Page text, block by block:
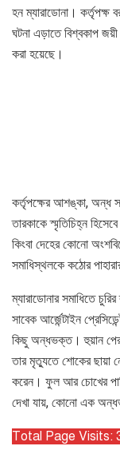
হন ম্যারাডোনা। কর্তৃপক্ষ
ঘটনা এড়াতে বিশ্বকাপ
করা হয়েছে।
কর্তৃপক্ষের আশঙ্কা, অন্ধ
তারকাকে স্মৃতিচিহ্ন
কিংবা দেহের কোনো
সমাধিস্থলকে কঠোর
ম্যারাডোনার সমাধিতে
সাবেক আর্জেন্টাইন
কিছু অন্ধভক্ত। হুয়ান
তার মৃত্যুতে শোকের ছায়া
করেন। ফুল আর চোখের
দেখা যায়, কোনো এক
Total Page Visits: